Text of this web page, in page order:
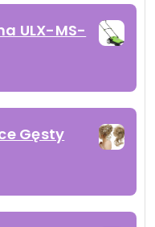
ULX-MS-
Gęsty